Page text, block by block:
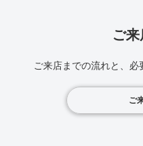
ご
ご来店までの流れと、必
ご